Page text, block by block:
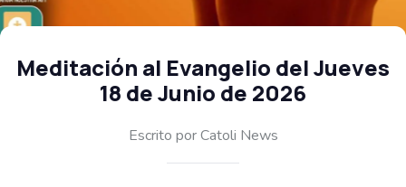
Meditación al Evangelio del Jueves
18 de Junio de 2026
Escrito por Catoli News